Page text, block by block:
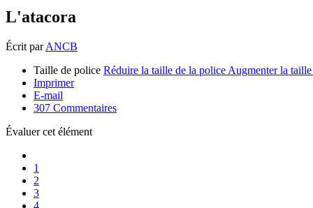
L'atacora
Écrit parANCB
Taille de police Réduire la taille de la police Augmenter la
Imprimer
E-mail
307 Commentaires
Évaluer cet élément
1
2
3
4